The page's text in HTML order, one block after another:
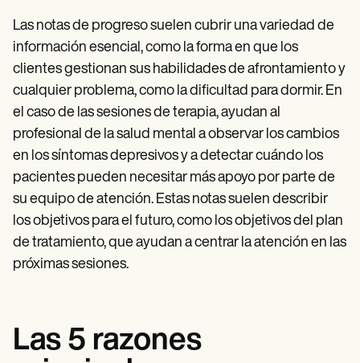
Las notas de progreso suelen cubrir una variedad de
información esencial, como la forma en que los
clientes gestionan sus habilidades de afrontamiento y
cualquier problema, como la dificultad para dormir. En
el caso de las sesiones de terapia, ayudan al
profesional de la salud mental a observar los cambios
en los síntomas depresivos y a detectar cuándo los
pacientes pueden necesitar más apoyo por parte de
su equipo de atención. Estas notas suelen describir
los objetivos para el futuro, como los objetivos del plan
de tratamiento, que ayudan a centrar la atención en las
próximas sesiones.
Las 5 razones